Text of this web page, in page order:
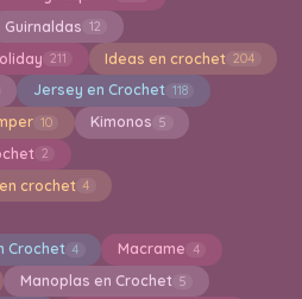
Guirnaldas 12
211 Ideas en crochet 204
Jersey en Crochet 118
10 Kimonos 5
2
crochet 4
Crochet 4 Macrame 4
Manoplas en Crochet 5